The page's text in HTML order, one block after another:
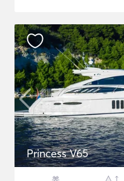
Princess V65